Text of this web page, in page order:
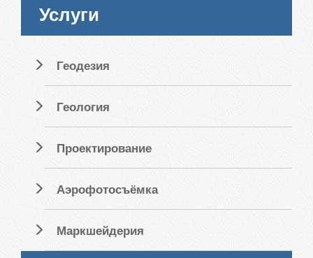
Услуги
Геодезия
Геология
Проектирование
Аэрофотосъёмка
Маркшейдерия